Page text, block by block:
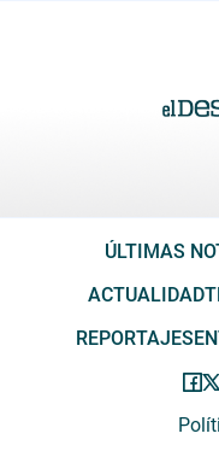
ÚLTIMAS
ACTUALIDAD
REPORTAJES